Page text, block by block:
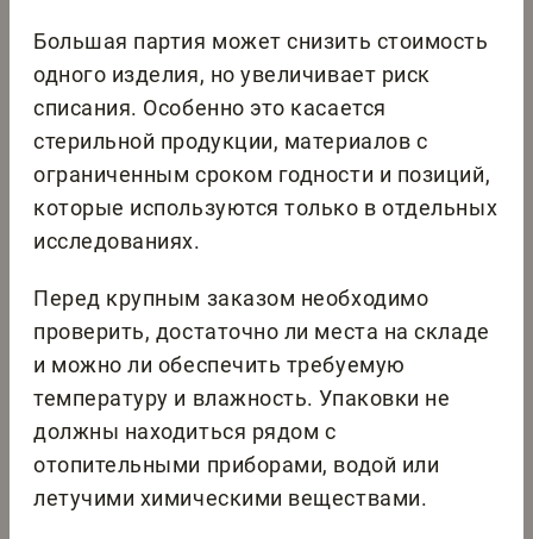
Большая партия может снизить стоимость
одного изделия, но увеличивает риск
списания. Особенно это касается
стерильной продукции, материалов с
ограниченным сроком годности и позиций,
которые используются только в отдельных
исследованиях.
Перед крупным заказом необходимо
проверить, достаточно ли места на складе
и можно ли обеспечить требуемую
температуру и влажность. Упаковки не
должны находиться рядом с
отопительными приборами, водой или
летучими химическими веществами.